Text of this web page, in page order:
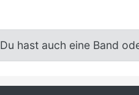
Du hast auch eine Band